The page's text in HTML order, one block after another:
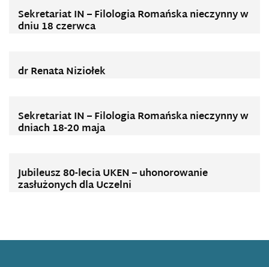
Sekretariat IN – Filologia Romańska nieczynny w
dniu 18 czerwca
dr Renata Niziołek
Sekretariat IN – Filologia Romańska nieczynny w
dniach 18-20 maja
Jubileusz 80-lecia UKEN – uhonorowanie
zasłużonych dla Uczelni